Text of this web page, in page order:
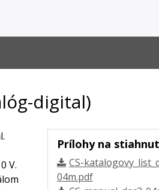
digital)
Prílohy na
CS-
04m.pdf
V.